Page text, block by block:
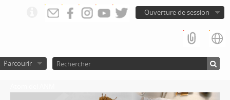
Ouverture de session
Parcourir